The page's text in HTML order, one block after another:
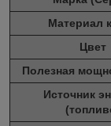
Материал
Цвет
Полезная
Источник